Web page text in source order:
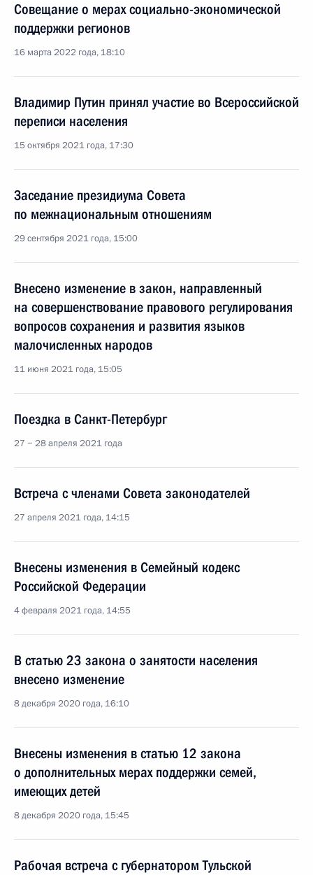
Совещание о мерах социально-экономической
поддержки регионов
16 марта 2022 года, 18:10
Владимир Путин принял участие во Всероссийской
переписи населения
15 октября 2021 года, 17:30
Заседание президиума Совета
по межнациональным отношениям
29 сентября 2021 года, 15:00
Внесено изменение в закон, направленный
на совершенствование правового регулирования
вопросов сохранения и развития языков
малочисленных народов
11 июня 2021 года, 15:05
Поездка в Санкт-Петербург
27 − 28 апреля 2021 года
Встреча с членами Совета законодателей
27 апреля 2021 года, 14:15
Внесены изменения в Семейный кодекс
Российской Федерации
4 февраля 2021 года, 14:55
В статью 23 закона о занятости населения
внесено изменение
8 декабря 2020 года, 16:10
Внесены изменения в статью 12 закона
о дополнительных мерах поддержки семей,
имеющих детей
8 декабря 2020 года, 15:45
Рабочая встреча с губернатором Тульской